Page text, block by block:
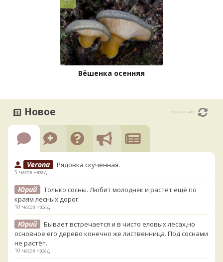
Вёшенка осенняя
Новое только что
Verona Рядовка скученная.
5 часов назад
Юрий
Только сосны. Любит молодняк и растёт ещё по
краям лесных дорог.
10 часов назад
Юрий
Бывает встречается и в чисто еловых лесах,но
основное его дерево конечно же лиственница. Под соснами
не растёт.
10 часов назад